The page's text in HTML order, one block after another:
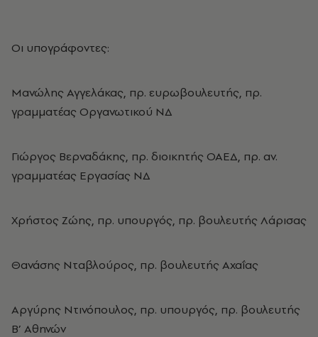
Οι υπογράφοντες:
Μανώλης Αγγελάκας, πρ. ευρωβουλευτής, πρ.
γραμματέας Οργανωτικού ΝΔ
Γιώργος Βερναδάκης, πρ. διοικητής ΟΑΕΔ, πρ. αν.
γραμματέας Εργασίας ΝΔ
Χρήστος Ζώης, πρ. υπουργός, πρ. βουλευτής Λάρισας
Θανάσης Νταβλούρος, πρ. βουλευτής Αχαΐας
Αργύρης Ντινόπουλος, πρ. υπουργός, πρ. βουλευτής
Β’ Αθηνών